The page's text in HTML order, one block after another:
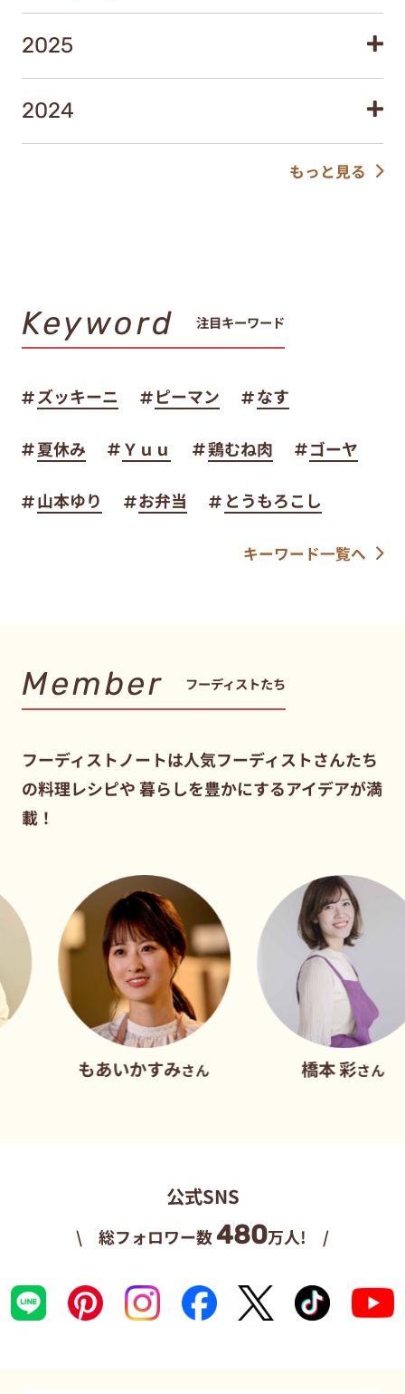
2025
2024
もっと見る
Keyword 注目キーワード
ズッキーニ ピーマン なす
夏休み Ｙｕｕ 鶏むね肉 ゴーヤ
山本ゆり お弁当 とうもろこし
キーワード一覧へ
Member フーディストたち
フーディストノートは人気フーディストさんたち
の料理レシピや暮らしを豊かにするアイデアが満
載！
あいかすみさん さん
公式SNS
\ 総フォロワー数480万人! /